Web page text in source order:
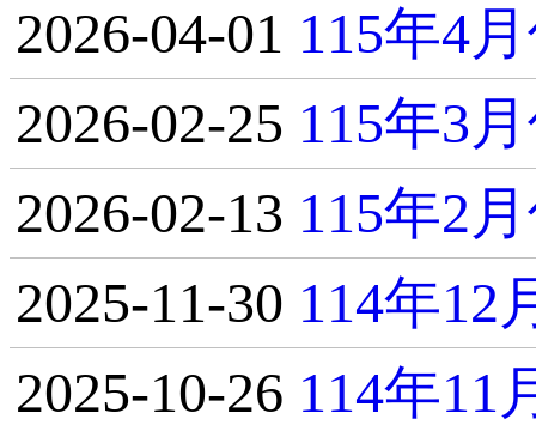
2026-04-01 115年4
2026-02-25 115年3
2026-02-13 115年2
2025-11-30 114年12
2025-10-26 114年11